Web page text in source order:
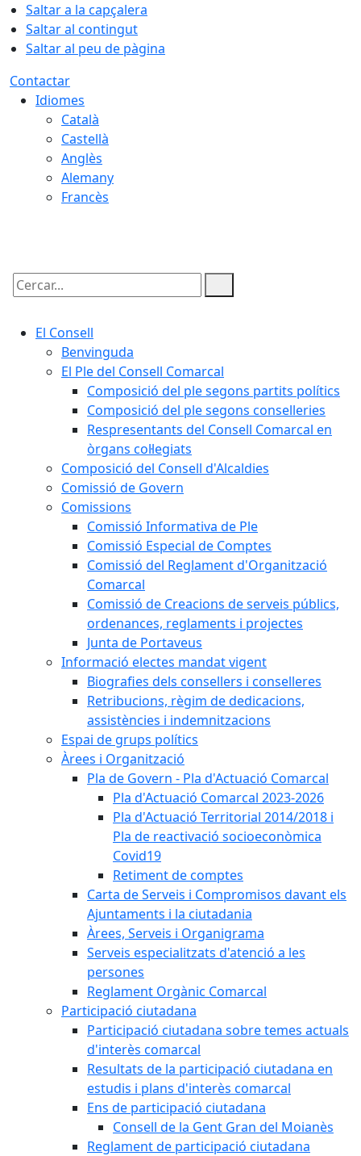
Saltar a la capçalera
Saltar al contingut
Saltar al peu de pàgina
Contactar
Idiomes
Català
Castellà
Anglès
Alemany
Francès
Cercar:
El Consell
Benvinguda
El Ple del Consell Comarcal
Composició del ple segons partits polítics
Composició del ple segons conselleries
Respresentants del Consell Comarcal en
òrgans col·legiats
Composició del Consell d'Alcaldies
Comissió de Govern
Comissions
Comissió Informativa de Ple
Comissió Especial de Comptes
Comissió del Reglament d'Organització
Comarcal
Comissió de Creacions de serveis públics,
ordenances, reglaments i projectes
Junta de Portaveus
Informació electes mandat vigent
Biografies dels consellers i conselleres
Retribucions, règim de dedicacions,
assistències i indemnitzacions
Espai de grups polítics
Àrees i Organització
Pla de Govern - Pla d'Actuació Comarcal
Pla d'Actuació Comarcal 2023-2026
Pla d'Actuació Territorial 2014/2018 i
Pla de reactivació socioeconòmica
Covid19
Retiment de comptes
Carta de Serveis i Compromisos davant els
Ajuntaments i la ciutadania
Àrees, Serveis i Organigrama
Serveis especialitzats d'atenció a les
persones
Reglament Orgànic Comarcal
Participació ciutadana
Participació ciutadana sobre temes actuals
d'interès comarcal
Resultats de la participació ciutadana en
estudis i plans d'interès comarcal
Ens de participació ciutadana
Consell de la Gent Gran del Moianès
Reglament de participació ciutadana